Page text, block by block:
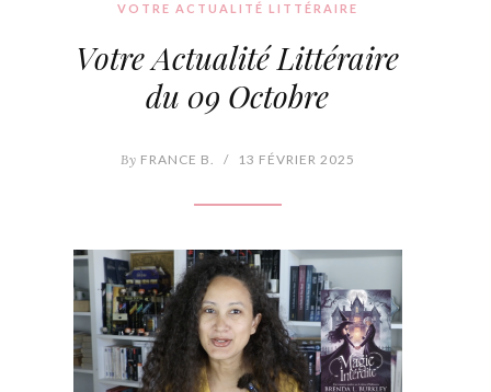
VOTRE ACTUALITÉ LITTÉRAIRE
Votre Actualité Littéraire
du 09 Octobre
By FRANCE B. / 13 FÉVRIER 2025